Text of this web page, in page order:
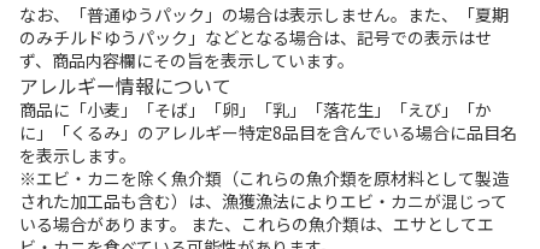
なお、「普通ゆうパック」の場合は表示しません。また、「夏期
のみチルドゆうパック」などとなる場合は、記号での表示はせ
ず、商品内容欄にその旨を表示しています。
アレルギー情報について
商品に「小麦」「そば」「卵」「乳」「落花生」「えび」「か
に」「くるみ」のアレルギー特定8品目を含んでいる場合に品目名
を表示します。
※エビ・カニを除く魚介類（これらの魚介類を原材料として製造
された加工品も含む）は、漁獲漁法によりエビ・カニが混じって
いる場合があります。 また、これらの魚介類は、エサとしてエ